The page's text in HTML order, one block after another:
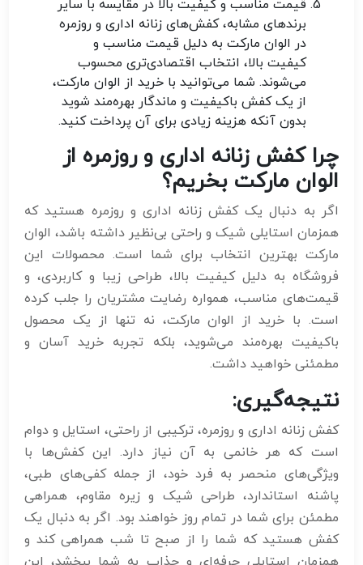
قیمت مناسب و کیفیت بالا در مقایسه با سایر
برندهای مشابه، کفش‌های زنانه اداری و روزمره
در الوان مارکت به دلیل قیمت مناسب و
کیفیت بالا، انتخاب اقتصادی‌تری محسوب
می‌شوند. شما می‌توانید با خرید از الوان مارکت،
از یک کفش باکیفیت و ماندگار بهره‌مند شوید
بدون آنکه هزینه زیادی برای آن پرداخت کنید.
چرا کفش زنانه اداری و روزمره از
الوان مارکت بخریم؟
اگر به دنبال یک کفش زنانه اداری و روزمره هستید که
همزمان استایلی شیک و راحتی بی‌نظیر داشته باشد، الوان
مارکت بهترین انتخاب برای شما است. محصولات این
فروشگاه به دلیل کیفیت بالا، طراحی زیبا و کاربردی، و
قیمت‌های مناسب، همواره رضایت مشتریان را جلب کرده
است. با خرید از الوان مارکت، نه تنها از یک محصول
باکیفیت بهره‌مند می‌شوید، بلکه تجربه خرید آسان و
مطمئنی خواهید داشت.
نتیجه‌گیری:
کفش زنانه اداری و روزمره، ترکیبی از راحتی، استایل و دوام
است که هر خانمی به آن نیاز دارد. این کفش‌ها با
ویژگی‌های منحصر به فرد خود، از جمله کفی‌های طبی،
پاشنه استاندارد، طراحی شیک و زیره مقاوم، همراهی
مطمئن برای شما در تمام روز خواهند بود. اگر به دنبال یک
کفش هستید که شما را از صبح تا شب همراهی کند و